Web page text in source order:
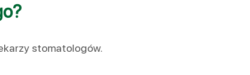
stomatologów.